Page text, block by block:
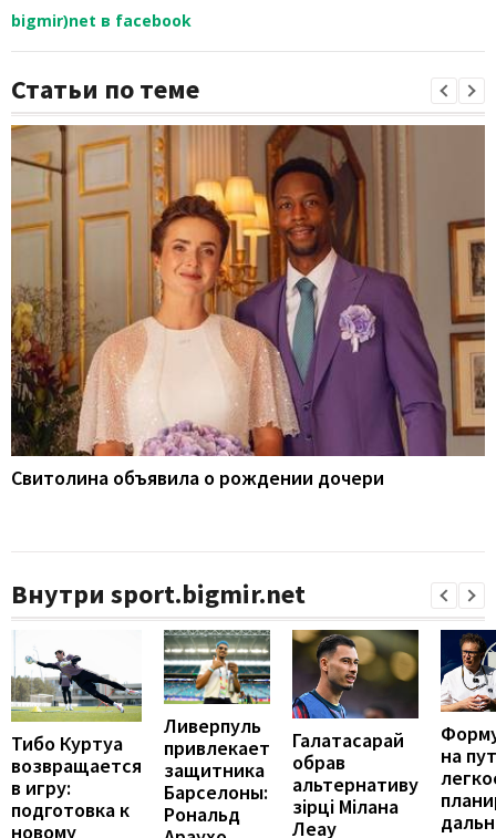
bigmir)net в facebook
Статьи по теме
Свитолина объявила о рождении дочери
Внутри sport.bigmir.net
Тибо Куртуа
возвращается
в игру:
подготовка к
новому
Ливерпуль
привлекает
защитника
Барселоны:
Рональд
Галатасарай
обрав
альтернативу
зірці Мілана
Леау
на